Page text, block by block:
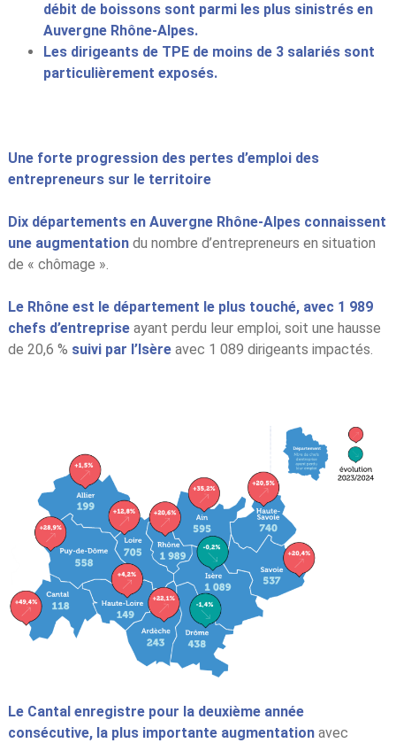
débit de boissons sont parmi les plus sinistrés en
Auvergne Rhône-Alpes.
Les dirigeants de TPE de moins de 3 salariés sont
particulièrement exposés.
Une forte progression des pertes d’emploi des
entrepreneurs sur le territoire
Dix départements en Auvergne Rhône-Alpes connaissent
une augmentationdu nombre d’entrepreneurs en situation
de « chômage ».
Le Rhône est le département le plus touché, avec 1 989
chefs d’entrepriseayant perdu leur emploi, soit une hausse
de 20,6 % suivi par l’Isèreavec 1 089 dirigeants impactés.
Le Cantal enregistre pour la deuxième année
consécutive, la plus importante augmentation avec